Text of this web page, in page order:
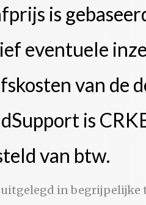
is
eventuele
van de
is
van btw.
in begrijpelijke